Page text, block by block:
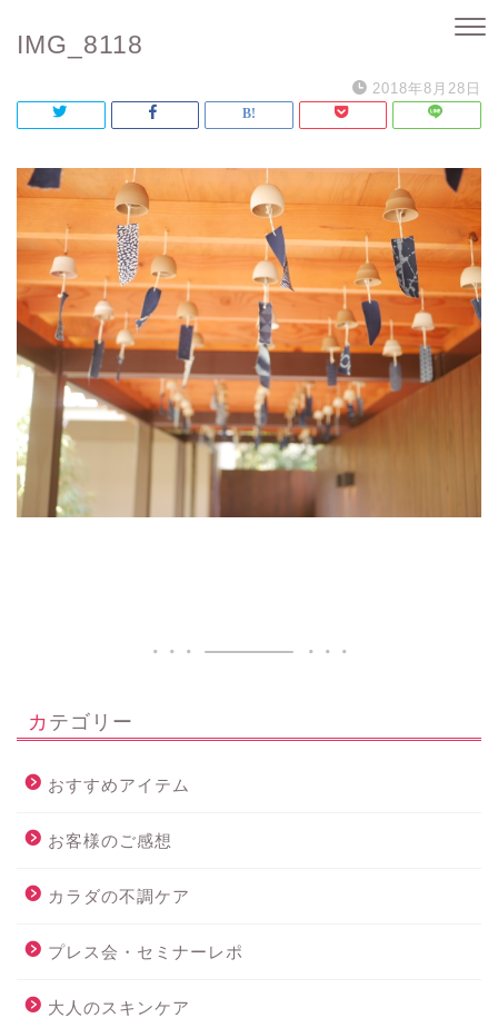
IMG_8118
2018年8月28日
カテゴリー
おすすめアイテム
お客様のご感想
カラダの不調ケア
プレス会・セミナーレポ
大人のスキンケア